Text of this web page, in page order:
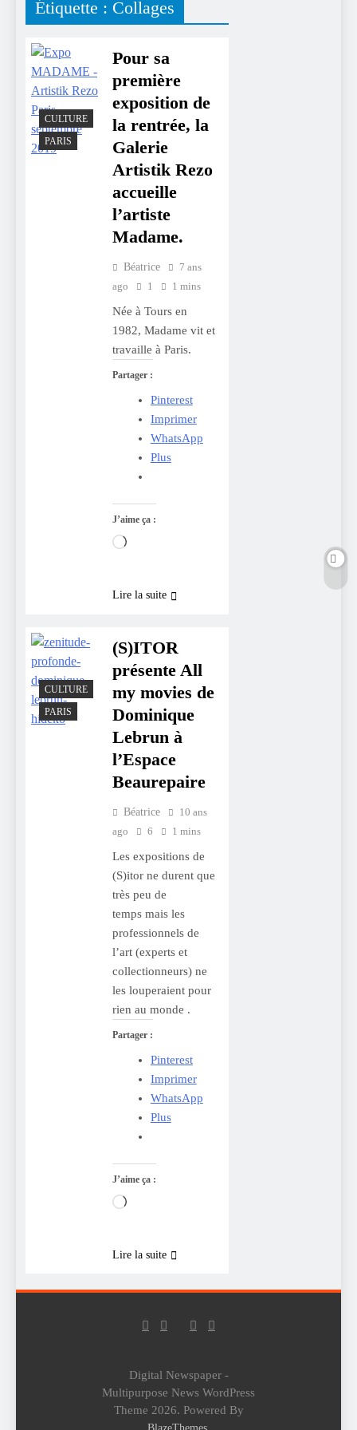
Étiquette : Collages
CULTURE
PARIS
Pour sa
première
exposition de
la rentrée, la
Galerie
Artistik Rezo
accueille
l’artiste
Madame.
Béatrice
7 ans
ago
1 1 mins
Née à Tours en
1982, Madame vit et
travaille à Paris.
Partager :
Pinterest
Imprimer
WhatsApp
Plus
J’aime ça :
Chargement…
Lire la suite
CULTURE
PARIS
(S)ITOR
présente All
my movies de
Dominique
Lebrun à
l’Espace
Beaurepaire
Béatrice
10 ans
ago
6 1 mins
Les expositions de
(S)itor ne durent que
très peu de
temps mais les
professionnels de
l’art (experts et
collectionneurs) ne
les louperaient pour
rien au monde .
Partager :
Pinterest
Imprimer
WhatsApp
Plus
J’aime ça :
Chargement…
Lire la suite
Digital Newspaper -
Multipurpose News WordPress
Theme 2026. Powered By